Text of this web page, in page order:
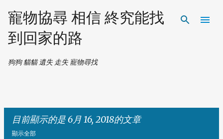
跳到主要內容
寵物協尋 相信 終究能找
到回家的路
狗狗 貓貓 遺失 走失 寵物尋找
目前顯示的是 6月 16, 2018的文章
顯示全部